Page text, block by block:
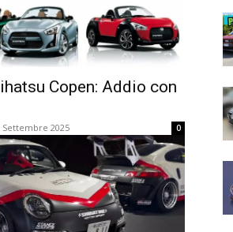
Copen: Addio con
Settembre 2025 0